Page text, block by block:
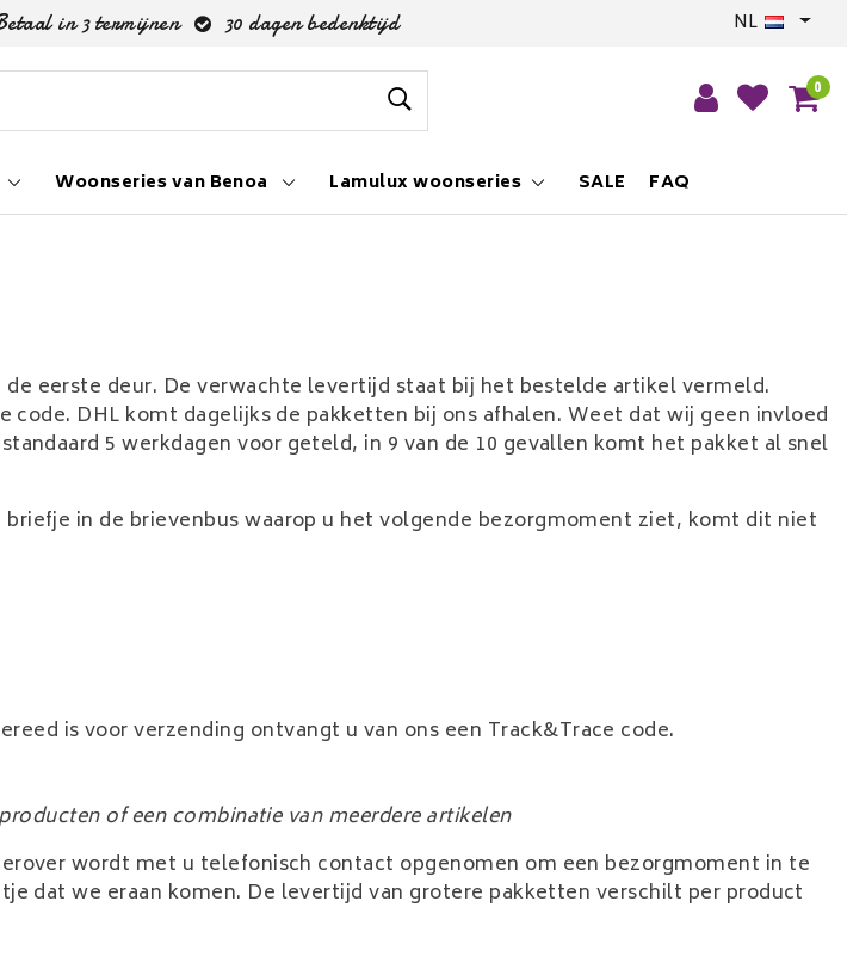
in 3 termijnen 30 dagen bedenktijd NL
0
Woonseries van Benoa Lamulux woonseries SALE FAQ
eerste deur. De verwachte levertijd staat bij het bestelde artikel vermeld.
DHL komt dagelijks de pakketten bij ons afhalen. Weet dat wij geen invloed
5 werkdagen voor geteld, in 9 van de 10 gevallen komt het pakket al snel
in de brievenbus waarop u het volgende bezorgmoment ziet, komt dit niet
is voor verzending ontvangt u van ons een Track&Trace code.
of een combinatie van meerdere artikelen
wordt met u telefonisch contact opgenomen om een bezorgmoment in te
dat we eraan komen. De levertijd van grotere pakketten verschilt per product